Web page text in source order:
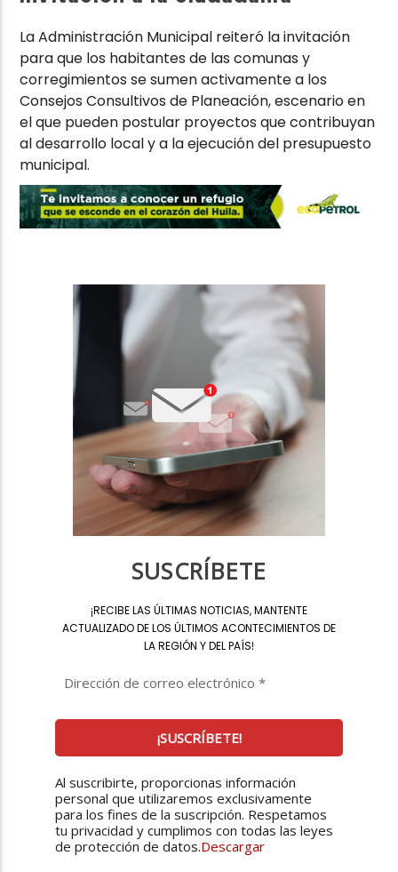
La Administración Municipal reiteró la invitación
para que los habitantes de las comunas y
corregimientos se sumen activamente a los
Consejos Consultivos de Planeación, escenario en
el que pueden postular proyectos que contribuyan
al desarrollo local y a la ejecución del presupuesto
municipal.
SUSCRÍBETE
¡RECIBE LAS ÚLTIMAS NOTICIAS, MANTENTE
ACTUALIZADO DE LOS ÚLTIMOS ACONTECIMIENTOS DE
LA REGIÓN Y DEL PAÍS!
Al suscribirte, proporcionas información
personal que utilizaremos exclusivamente
para los fines de la suscripción. Respetamos
tu privacidad y cumplimos con todas las leyes
de protección de datos.Descargar